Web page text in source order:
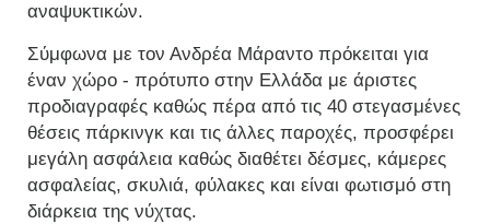
αναψυκτικών.
Σύμφωνα με τον Ανδρέα Μάραντο πρόκειται για
έναν χώρο - πρότυπο στην Ελλάδα με άριστες
προδιαγραφές καθώς πέρα από τις 40 στεγασμένες
θέσεις πάρκινγκ και τις άλλες παροχές, προσφέρει
μεγάλη ασφάλεια καθώς διαθέτει δέσμες, κάμερες
ασφαλείας, σκυλιά, φύλακες και είναι φωτισμό στη
διάρκεια της νύχτας.